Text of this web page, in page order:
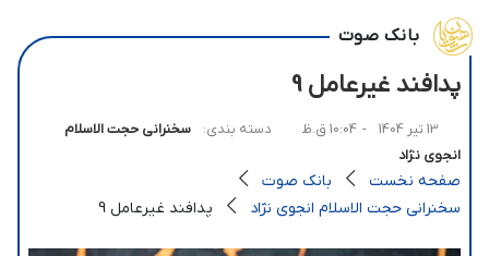
بانک صوت
پدافند غیرعامل 9
13 تیر 1404 - 10:04 ق.ظ دسته بندی:
سخنرانی حجت الاسلام
انجوی نژاد
صفحه نخست
بانک صوت
سخنرانی حجت الاسلام انجوی نژاد
پدافند غیرعامل 9